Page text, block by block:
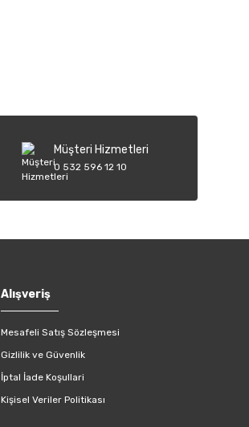
Müşteri Hizmetleri
0 532 596 12 10
Alışveriş
Mesafeli Satış Sözleşmesi
Gizlilik ve Güvenlik
İptal İade Koşullari
Kişisel Veriler Politikası